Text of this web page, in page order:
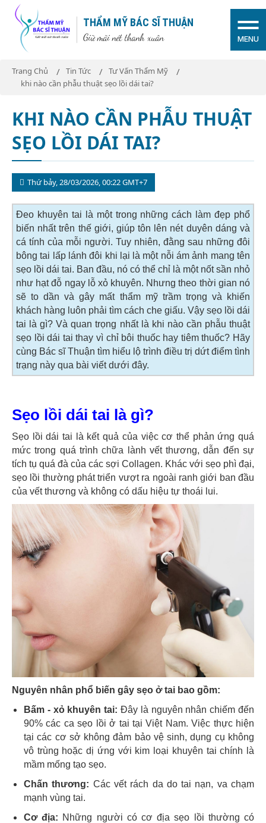
THẨM MỸ BÁC SĨ THUẬN
Giữ mãi nét thanh xuân MENU
Trang Chủ Tin Tức
Tư Vấn Thẩm Mỹ
khi nào cần phẫu thuật sẹo lồi dái tai?
KHI NÀO CẦN PHẪU THUẬT
SẸO LỒI DÁI TAI?
Thứ bảy, 28/03/2026, 00:22 GMT+7
Đeo khuyên tai là một trong những cách làm đẹp phổ
biến nhất trên thế giới, giúp tôn lên nét duyên dáng và
cá tính của mỗi người. Tuy nhiên, đằng sau những đôi
bông tai lấp lánh đôi khi lại là một nỗi ám ảnh mang tên
sẹo lồi dái tai. Ban đầu, nó có thể chỉ là một nốt sần nhỏ
như hạt đỗ ngay lỗ xỏ khuyên. Nhưng theo thời gian nó
sẽ to dần và gây mất thẩm mỹ trầm trọng và khiến
khách hàng luôn phải tìm cách che giấu. Vậy sẹo lồi dái
tai là gì? Và quan trọng nhất là khi nào cần phẫu thuật
sẹo lồi dái tai thay vì chỉ bôi thuốc hay tiêm thuốc? Hãy
cùng Bác sĩ Thuận tìm hiểu lộ trình điều trị dứt điểm tình
trạng này qua bài viết dưới đây.
Sẹo lồi dái tai là gì?
Sẹo lồi dái tai là kết quả của việc cơ thể phản ứng quá
mức trong quá trình chữa lành vết thương, dẫn đến sự
tích tụ quá đà của các sợi Collagen. Khác với sẹo phì đại,
sẹo lồi thường phát triển vượt ra ngoài ranh giới ban đầu
của vết thương và không có dấu hiệu tự thoái lui.
Nguyên nhân phổ biến gây sẹo ở tai bao gồm:
Bấm - xỏ khuyên tai: Đây là nguyên nhân chiếm đến
90% các ca sẹo lồi ở tai tại Việt Nam. Việc thực hiện
tại các cơ sở không đảm bảo vệ sinh, dụng cụ không
vô trùng hoặc dị ứng với kim loại khuyên tai chính là
mầm mống tạo sẹo.
Chấn thương: Các vết rách da do tai nạn, va chạm
mạnh vùng tai.
Cơ địa: Những người có cơ địa sẹo lồi thường có